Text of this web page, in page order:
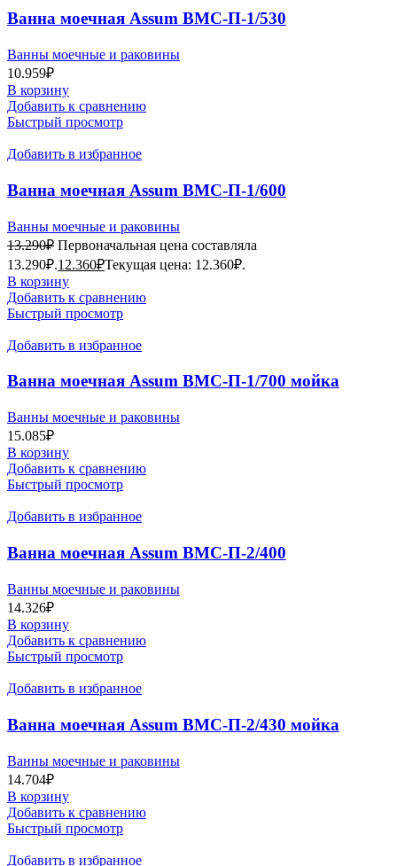
Ванна моечная Assum ВМС-П-1/530
Ванны моечные и раковины
10.959₽
В корзину
Добавить к сравнению
Быстрый просмотр
Добавить в избранное
Ванна моечная Assum ВМС-П-1/600
Ванны моечные и раковины
13.290₽ Первоначальная цена составляла
13.290₽.12.360₽Текущая цена: 12.360₽.
В корзину
Добавить к сравнению
Быстрый просмотр
Добавить в избранное
Ванна моечная Assum ВМС-П-1/700 мойка
Ванны моечные и раковины
15.085₽
В корзину
Добавить к сравнению
Быстрый просмотр
Добавить в избранное
Ванна моечная Assum ВМС-П-2/400
Ванны моечные и раковины
14.326₽
В корзину
Добавить к сравнению
Быстрый просмотр
Добавить в избранное
Ванна моечная Assum ВМС-П-2/430 мойка
Ванны моечные и раковины
14.704₽
В корзину
Добавить к сравнению
Быстрый просмотр
Добавить в избранное